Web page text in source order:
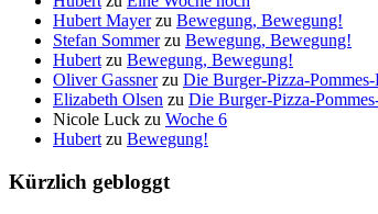
Hubert Mayerzu Bewegung, Bewegung!
Stefan Sommerzu Bewegung, Bewegung!
Hubert zu Bewegung, Bewegung!
Oliver Gassnerzu Die Burger-Pizza-
Elizabeth Olsen zu Die Burger-Pizza-
Nicole Luck zu Woche 6
Hubert zu Bewegung!
Kürzlich gebloggt